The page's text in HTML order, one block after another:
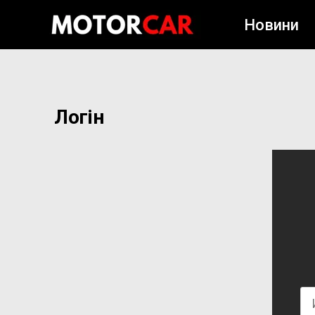
Новини
Логін